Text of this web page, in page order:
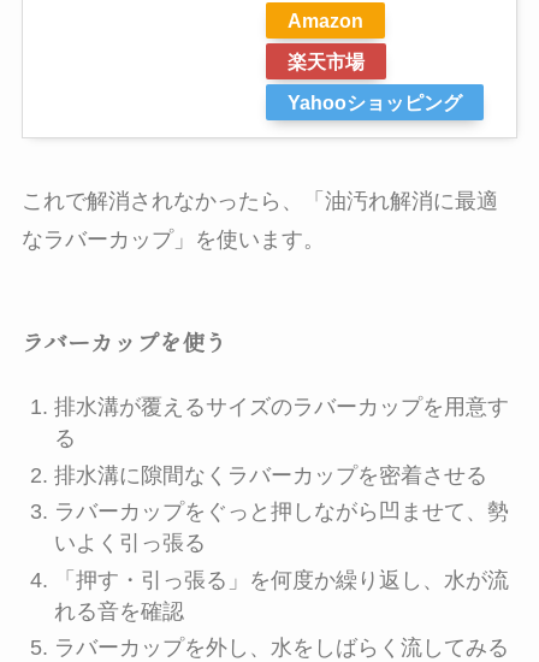
Amazon
楽天市場
Yahooショッピング
これで解消されなかったら、「油汚れ解消に最適
なラバーカップ」を使います。
ラバーカップを使う
排水溝が覆えるサイズのラバーカップを用意す
る
排水溝に隙間なくラバーカップを密着させる
ラバーカップをぐっと押しながら凹ませて、勢
いよく引っ張る
「押す・引っ張る」を何度か繰り返し、水が流
れる音を確認
ラバーカップを外し、水をしばらく流してみる